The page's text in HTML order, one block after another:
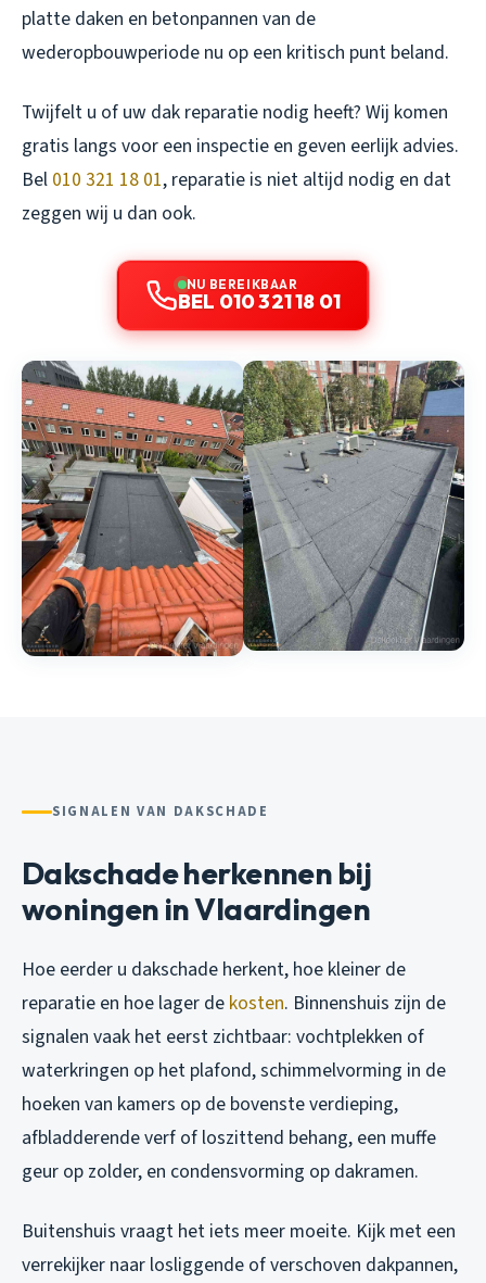
platte daken en betonpannen van de
wederopbouwperiode nu op een kritisch punt beland.
Twijfelt u of uw dak reparatie nodig heeft? Wij komen
gratis langs voor een inspectie en geven eerlijk advies.
Bel 010 321 18 01, reparatie is niet altijd nodig en dat
zeggen wij u dan ook.
NU BEREIKBAAR
BEL 010 321 18 01
SIGNALEN VAN DAKSCHADE
Dakschade herkennen bij
woningen in Vlaardingen
Hoe eerder u dakschade herkent, hoe kleiner de
reparatie en hoe lager de kosten. Binnenshuis zijn de
signalen vaak het eerst zichtbaar: vochtplekken of
waterkringen op het plafond, schimmelvorming in de
hoeken van kamers op de bovenste verdieping,
afbladderende verf of loszittend behang, een muffe
geur op zolder, en condensvorming op dakramen.
Buitenshuis vraagt het iets meer moeite. Kijk met een
verrekijker naar losliggende of verschoven dakpannen,